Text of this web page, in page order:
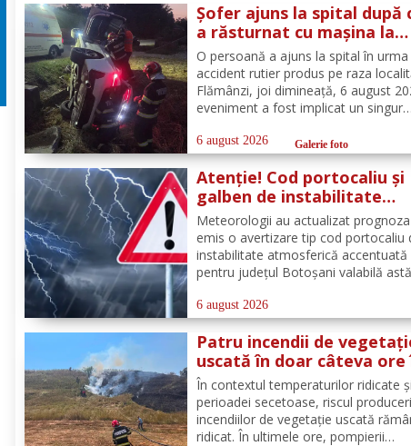
Șofer ajuns la spital după
a răsturnat cu mașina la
Flămânzi
O persoană a ajuns la spital în urma
accident rutier produs pe raza
Flămânzi, joi dimineață, 6 august
eveniment a fost implicat un singur
scurt timp, pompierii din cadrul
de Lucru Flămânzi, cu o
stingere și...
6 august 2026 Galerie foto
Atenție! Cod portocaliu și
galben de instabilitate
atmosferică pentru
Botoșani
Meteorologii au actualizat
emis o avertizare tip cod portocaliu
instabilitate atmosferică accentuată
pentru județul Botoșani valabilă
menționat vor fi perioade cu
atmosferică accentuată ce se va
manifesta prin...
6 august 2026
Patru incendii de
uscată în doar câteva ore
județul Botoșani. La
a ars un hectar de
În contextul temperaturilor ridicate
perioadei secetoase, riscul
incendiilor de vegetație uscată
ridicat. În ultimele ore, pompierii